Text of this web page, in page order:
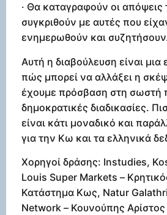
· Θα καταγραφούν οι απόψεις
συγκριθούν με αυτές που
ενημερωθούν και
Αυτή η διαβούλευση είναι μια
πώς μπορεί να αλλάξει η
έχουμε πρόσβαση στη σωστή
δημοκρατικές διαδικασίες.
είναι κάτι μοναδικό και
για την Κω και τα ελληνικά
Χορηγοί δράσης: Instudies,
Louis Super Markets –
Κατάστημα Κως, Natur
Network – Κουνούπης Αρίστος